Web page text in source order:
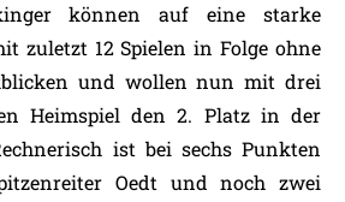
können auf eine starke
zuletzt 12 Spielen in Folge ohne
und wollen nun mit drei
Heimspiel den 2. Platz in der
ist bei sechs Punkten
Oedt und noch zwei